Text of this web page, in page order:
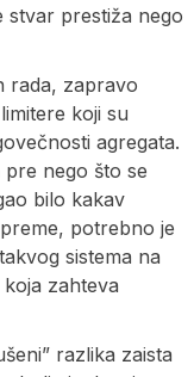
stvar prestiža nego
rada, zapravo
koji su
agregata.
pre nego što se
bilo kakav
potrebno je
sistema na
zahteva
razlika zaista